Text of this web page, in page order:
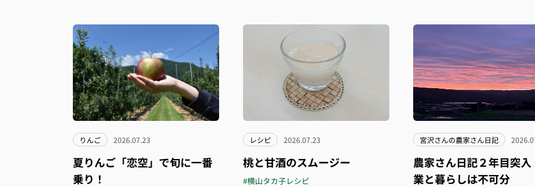
りんご 2026.07.23
夏りんご「恋空」で旬に一番
乗り！
レシピ 2026.07.23
桃と甘酒のスムージー
#横山タカ子レシピ
宮沢さんの農家さん日記
農家さん日記２年目突入
業と暮らしは不可分